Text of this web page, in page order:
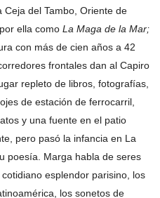
Ceja del Tambo, Oriente de
ella como La Maga de la Mar;
con más de cien años a 42
frontales dan al Capiro
repleto de libros, fotografías,
de estación de ferrocarril,
y una fuente en el patio
pero pasó la infancia en La
poesía. Marga habla de seres
esplendor parisino, los
los sonetos de